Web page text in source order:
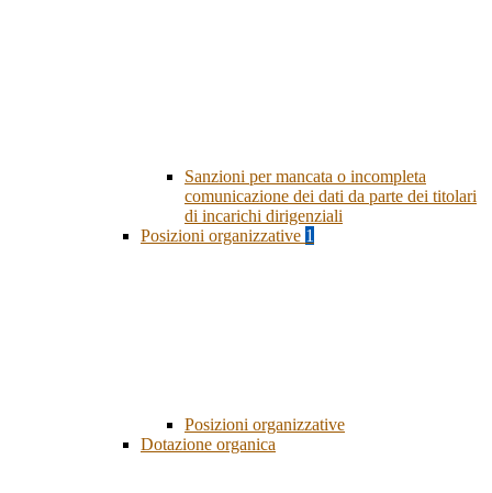
Sanzioni per mancata o incompleta
comunicazione dei dati da parte dei titolari
di incarichi dirigenziali
Posizioni organizzative 1
Posizioni organizzative
Dotazione organica